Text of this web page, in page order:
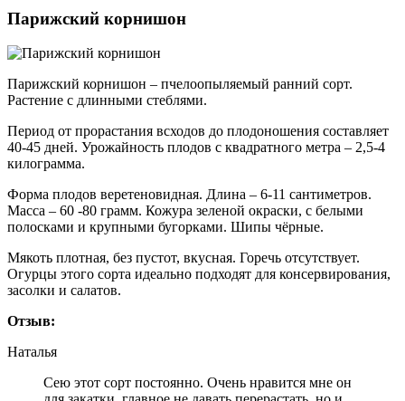
Парижский корнишон
Парижский корнишон – пчелоопыляемый ранний сорт.
Растение с длинными стеблями.
Период от прорастания всходов до плодоношения составляет
40-45 дней. Урожайность плодов с квадратного метра – 2,5-4
килограмма.
Форма плодов веретеновидная. Длина – 6-11 сантиметров.
Масса – 60 -80 грамм. Кожура зеленой окраски, с белыми
полосками и крупными бугорками. Шипы чёрные.
Мякоть плотная, без пустот, вкусная. Горечь отсутствует.
Огурцы этого сорта идеально подходят для консервирования,
засолки и салатов.
Отзыв:
Наталья
Сею этот сорт постоянно. Очень нравится мне он